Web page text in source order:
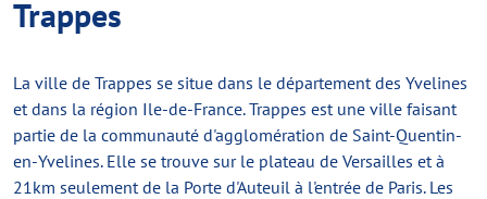
Trappes
La ville de Trappes se situe dans le département des Yvelines
et dans la région Ile-de-France. Trappes est une ville faisant
partie de la communauté d'agglomération de Saint-Quentin-
en-Yvelines. Elle se trouve sur le plateau de Versailles et à
21km seulement de la Porte d'Auteuil à l'entrée de Paris. Les